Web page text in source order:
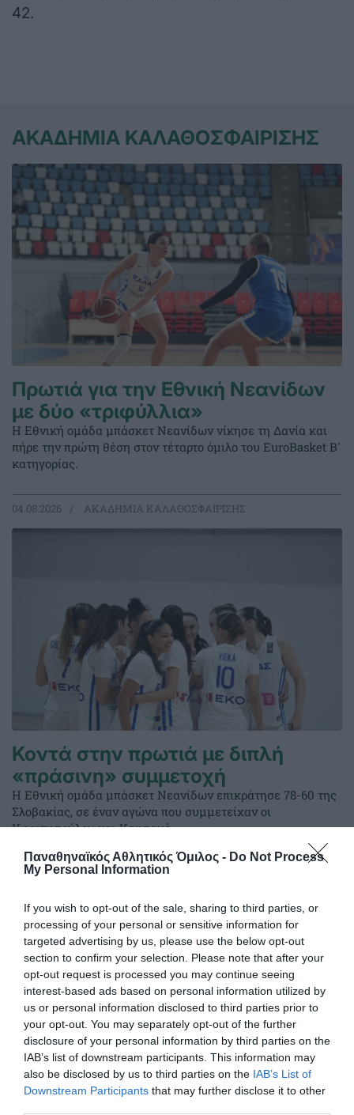
Παναθηναϊκός Αθλητικός Όμιλος - Do Not Process
My Personal Information
If you wish to opt-out of the sale, sharing to third parties, or
processing of your personal or sensitive information for
targeted advertising by us, please use the below opt-out
section to confirm your selection. Please note that after your
opt-out request is processed you may continue seeing
interest-based ads based on personal information utilized by
us or personal information disclosed to third parties prior to
your opt-out. You may separately opt-out of the further
disclosure of your personal information by third parties on the
IAB’s list of downstream participants. This information may
also be disclosed by us to third parties on the IAB’s List of
Downstream Participants that may further disclose it to other
42.
ΑΚΑΔΗΜΙΑ ΚΑΛΑΘΟΣΦΑΙΡΙΣΗΣ
Πρωτιά για την Εθνική Νεανίδων
με δύο «τριφύλλια»
Η Εθνική ομάδα μπάσκετ Νεανίδων νίκησε τη Δανία και
πήρε την πρώτη θέση στον τέταρτο όμιλο του EuroBasket Β'
κατηγορίας.
04.08.2026 ΑΚΑΔΗΜΙΑ ΚΑΛΑΘΟΣΦΑΙΡΙΣΗΣ
Κοντά στην πρωτιά με διπλή
«πράσινη» συμμετοχή
Η Εθνική ομάδα μπάσκετ Νεανίδων επικράτησε 78-60 της
Σλοβακίας, σε έναν αγώνα που συμμετείχαν οι
Υφαντοπούλου και Καμπακά.
02.08.2026 ΑΚΑΔΗΜΙΑ ΚΑΛΑΘΟΣΦΑΙΡΙΣΗΣ